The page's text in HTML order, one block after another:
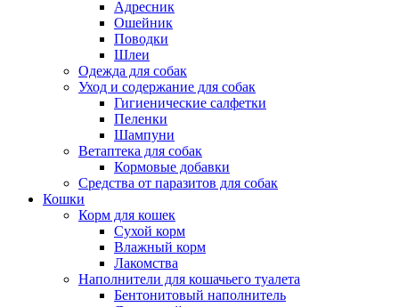
Адресник
Ошейник
Поводки
Шлеи
Одежда для собак
Уход и содержание для собак
Гигиенические салфетки
Пеленки
Шампуни
Ветаптека для собак
Кормовые добавки
Средства от паразитов для собак
Кошки
Корм для кошек
Сухой корм
Влажный корм
Лакомства
Наполнители для кошачьего туалета
Бентонитовый наполнитель